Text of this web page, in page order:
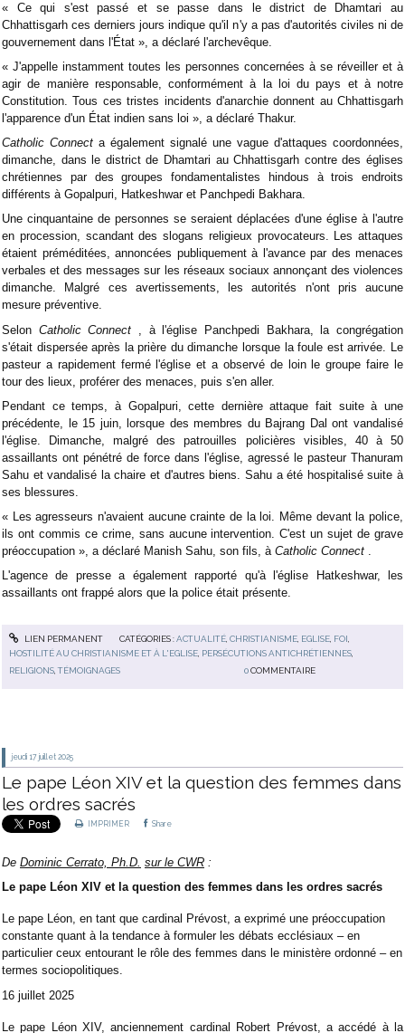
« Ce qui s'est passé et se passe dans le district de Dhamtari au
Chhattisgarh ces derniers jours indique qu'il n'y a pas d'autorités civiles ni de
gouvernement dans l'État », a déclaré l'archevêque.
« J'appelle instamment toutes les personnes concernées à se réveiller et à
agir de manière responsable, conformément à la loi du pays et à notre
Constitution. Tous ces tristes incidents d'anarchie donnent au Chhattisgarh
l'apparence d'un État indien sans loi », a déclaré Thakur.
Catholic Connect a également signalé une vague d'attaques coordonnées,
dimanche, dans le district de Dhamtari au Chhattisgarh contre des églises
chrétiennes par des groupes fondamentalistes hindous à trois endroits
différents à Gopalpuri, Hatkeshwar et Panchpedi Bakhara.
Une cinquantaine de personnes se seraient déplacées d'une église à l'autre
en procession, scandant des slogans religieux provocateurs. Les attaques
étaient préméditées, annoncées publiquement à l'avance par des menaces
verbales et des messages sur les réseaux sociaux annonçant des violences
dimanche. Malgré ces avertissements, les autorités n'ont pris aucune
mesure préventive.
Selon Catholic Connect , à l'église Panchpedi Bakhara, la congrégation
s'était dispersée après la prière du dimanche lorsque la foule est arrivée. Le
pasteur a rapidement fermé l'église et a observé de loin le groupe faire le
tour des lieux, proférer des menaces, puis s'en aller.
Pendant ce temps, à Gopalpuri, cette dernière attaque fait suite à une
précédente, le 15 juin, lorsque des membres du Bajrang Dal ont vandalisé
l'église. Dimanche, malgré des patrouilles policières visibles, 40 à 50
assaillants ont pénétré de force dans l'église, agressé le pasteur Thanuram
Sahu et vandalisé la chaire et d'autres biens. Sahu a été hospitalisé suite à
ses blessures.
« Les agresseurs n'avaient aucune crainte de la loi. Même devant la police,
ils ont commis ce crime, sans aucune intervention. C'est un sujet de grave
préoccupation », a déclaré Manish Sahu, son fils, à Catholic Connect
L'agence de presse a également rapporté qu'à l'église Hatkeshwar, les
assaillants ont frappé alors que la police était présente.
LIEN PERMANENT CATÉGORIES :ACTUALITÉ, CHRISTIANISME, EGLISE, FOI ,
HOSTILITÉ AU CHRISTIANISME ET À L'EGLISE, PERSÉCUTIONS ANTICHRÉTIENNES,
RELIGIONS ,TÉMOIGNAGES 0 COMMENTAIRE
jeudi 17 juillet 2025
Le pape Léon XIV et la question des femmes dans
les ordres sacrés
IMPRIMER Share
De Dominic Cerrato, Ph.D. sur le CWR :
Le pape Léon XIV et la question des femmes dans les ordres sacrés
Le pape Léon, en tant que cardinal Prévost, a exprimé une préoccupation
constante quant à la tendance à formuler les débats ecclésiaux – en
particulier ceux entourant le rôle des femmes dans le ministère ordonné – en
termes sociopolitiques.
16 juillet 2025
Le pape Léon XIV, anciennement cardinal Robert Prévost, a accédé à la